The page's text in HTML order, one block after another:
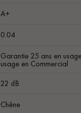
A+
0.04
Garantie 25 ans en
usage en Commercial
22 dB
Chêne